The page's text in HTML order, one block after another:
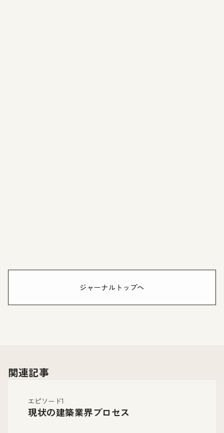
ジャーナルトップへ
関連記事
エピソード1
現状の建築業界プロセス